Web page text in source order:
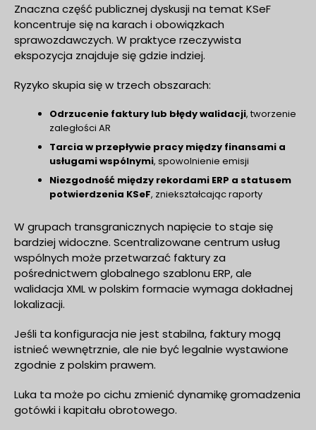
Znaczna część publicznej dyskusji na temat KSeF
koncentruje się na karach i obowiązkach
sprawozdawczych. W praktyce rzeczywista
ekspozycja znajduje się gdzie indziej.
Ryzyko skupia się w trzech obszarach:
Odrzucenie faktury lub błędy walidacji, tworzenie
zaległości AR
Tarcia w przepływie pracy między finansami a
usługami wspólnymi, spowolnienie emisji
Niezgodność między rekordami ERP a statusem
potwierdzenia KSeF, zniekształcając raporty
W grupach transgranicznych napięcie to staje się
bardziej widoczne. Scentralizowane centrum usług
wspólnych może przetwarzać faktury za
pośrednictwem globalnego szablonu ERP, ale
walidacja XML w polskim formacie wymaga dokładnej
lokalizacji.
Jeśli ta konfiguracja nie jest stabilna, faktury mogą
istnieć wewnętrznie, ale nie być legalnie wystawione
zgodnie z polskim prawem.
Luka ta może po cichu zmienić dynamikę gromadzenia
gotówki i kapitału obrotowego.